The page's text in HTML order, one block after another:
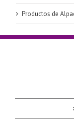
Productos de